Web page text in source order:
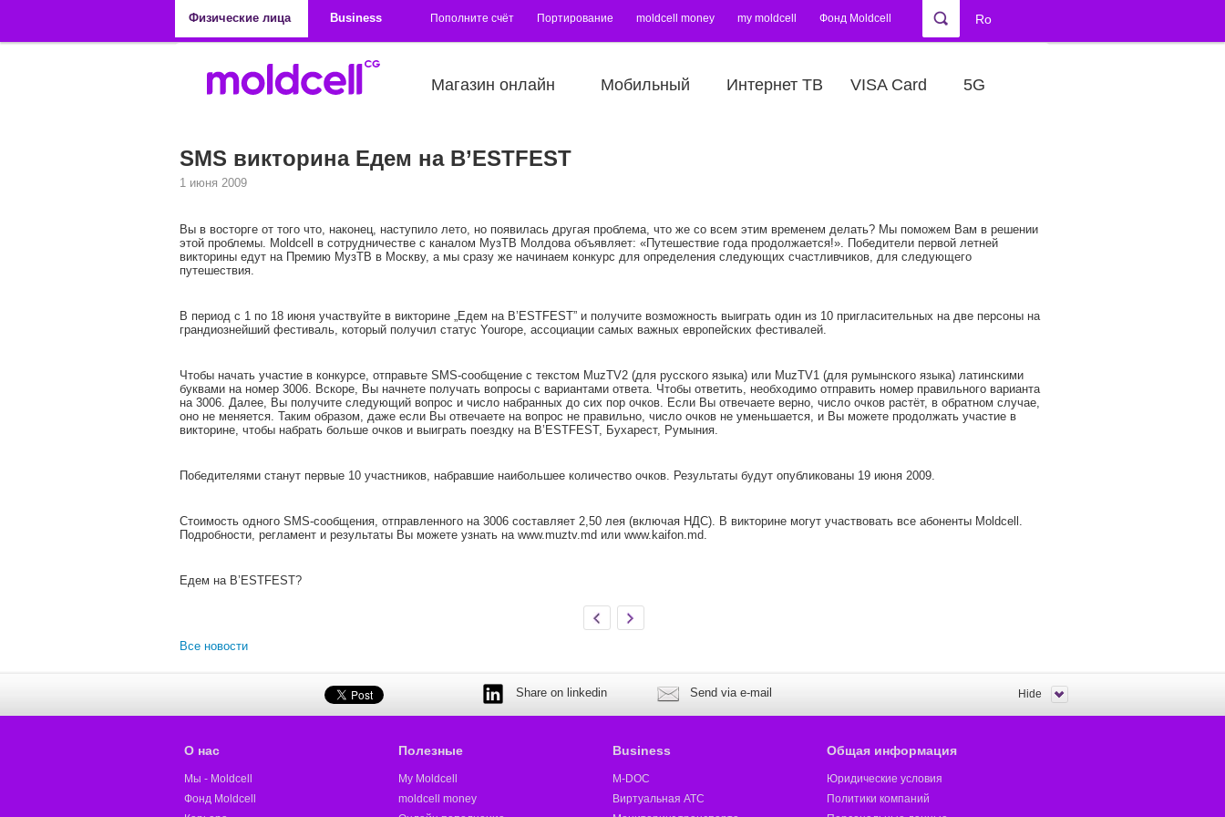
Физические лица
Business Пополните счёт Портирование moldcell money my moldcell Фонд Moldcell Ro
Магазин онлайн Мобильный Интернет ТВ VISA Card 5G
SMS викторина Едем на B’ESTFEST
1 июня 2009
Вы в восторге от того что, наконец, наступило лето, но появилась другая проблема, что же со всем этим временем делать? Мы поможем Вам в решении
этой проблемы. Moldcell в сотрудничестве с каналом МузТВ Молдова объявляет: «Путешествие года продолжается!». Победители первой летней
викторины едут на Премию МузТВ в Москву, а мы сразу же начинаем конкурс для определения следующих счастливчиков, для следующего
путешествия.
В период с 1 по 18 июня участвуйте в викторине „Едем на B’ESTFEST” и получите возможность выиграть один из 10 пригласительных на две персоны на
грандиознейший фестиваль, который получил статус Yourope, ассоциации самых важных европейских фестивалей.
Чтобы начать участие в конкурсе, отправьте SMS-сообщение с текстом MuzTV2 (для русского языка) или MuzTV1 (для румынского языка) латинскими
буквами на номер 3006. Вскоре, Вы начнете получать вопросы с вариантами ответа. Чтобы ответить, необходимо отправить номер правильного варианта
на 3006. Далее, Вы получите следующий вопрос и число набранных до сих пор очков. Если Вы отвечаете верно, число очков растёт, в обратном случае,
оно не меняется. Таким образом, даже если Вы отвечаете на вопрос не правильно, число очков не уменьшается, и Вы можете продолжать участие в
викторине, чтобы набрать больше очков и выиграть поездку на B’ESTFEST, Бухарест, Румыния.
Победителями станут первые 10 участников, набравшие наибольшее количество очков. Результаты будут опубликованы 19 июня 2009.
Стоимость одного SMS-сообщения, отправленного на 3006 составляет 2,50 лея (включая НДС). В викторине могут участвовать все абоненты Moldcell.
Подробности, регламент и результаты Вы можете узнать на www.muztv.md или www.kaifon.md.
Едем на B’ESTFEST?
Все новости
Share on linkedin Send via e-mail Hide
О нас
Мы - Moldcell
Фонд Moldcell
Полезные
My Moldcell
moldcell money
Business
M-DOC
Виртуальная АТС
Общая информация
Юридические условия
Политики компаний